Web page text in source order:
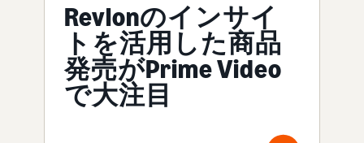
Revlonのインサイ
トを活用した商品
発売がPrime Video
で大注目